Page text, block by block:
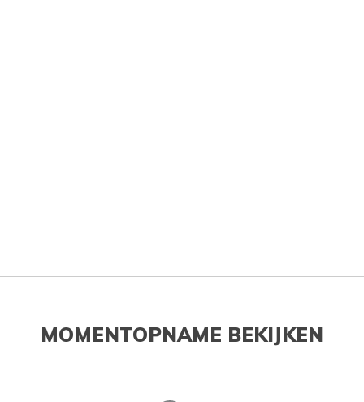
MOMENTOPNAME BEKIJKEN